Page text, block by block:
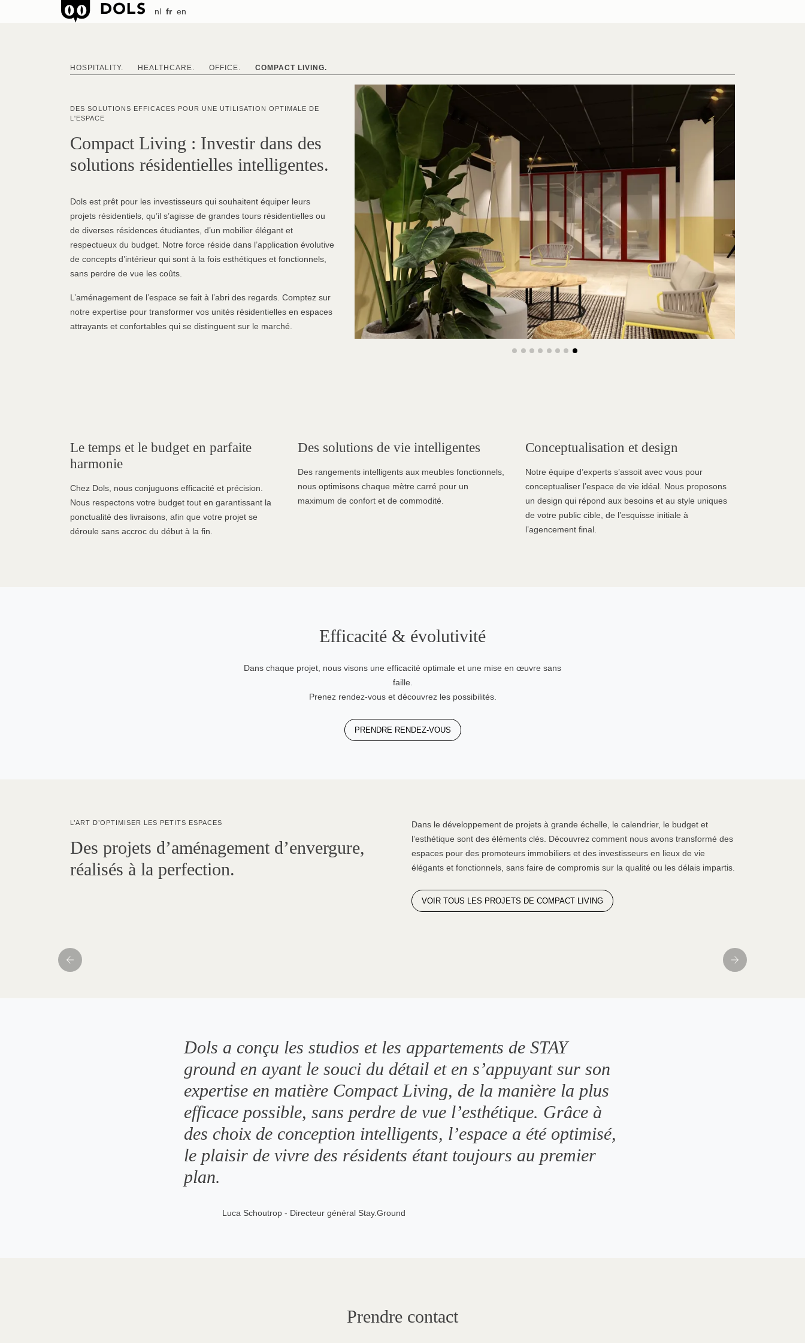
nl fr en
HOSPITALITY. HEALTHCARE. OFFICE. COMPACT LIVING.
DES SOLUTIONS EFFICACES POUR UNE UTILISATION OPTIMALE DE
L'ESPACE
Compact Living : Investir dans des
solutions résidentielles intelligentes.
Dols est prêt pour les investisseurs qui souhaitent équiper leurs
projets résidentiels, qu’il s’agisse de grandes tours résidentielles ou
de diverses résidences étudiantes, d’un mobilier élégant et
respectueux du budget. Notre force réside dans l’application évolutive
de concepts d’intérieur qui sont à la fois esthétiques et fonctionnels,
sans perdre de vue les coûts.
L’aménagement de l’espace se fait à l’abri des regards. Comptez sur
notre expertise pour transformer vos unités résidentielles en espaces
attrayants et confortables qui se distinguent sur le marché.
Le temps et le budget en parfaite
harmonie
Chez Dols, nous conjuguons efficacité et précision.
Nous respectons votre budget tout en garantissant la
ponctualité des livraisons, afin que votre projet se
déroule sans accroc du début à la fin.
Des solutions de vie intelligentes
Des rangements intelligents aux meubles fonctionnels,
nous optimisons chaque mètre carré pour un
maximum de confort et de commodité.
Conceptualisation et design
Notre équipe d’experts s’assoit avec vous pour
conceptualiser l’espace de vie idéal. Nous proposons
un design qui répond aux besoins et au style uniques
de votre public cible, de l’esquisse initiale à
l’agencement final.
Efficacité & évolutivité
Dans chaque projet, nous visons une efficacité optimale et une mise en œuvre sans
faille.
Prenez rendez-vous et découvrez les possibilités.
PRENDRE RENDEZ-VOUS
L’ART D’OPTIMISER LES PETITS ESPACES
Des projets d’aménagement d’envergure,
réalisés à la perfection.
Dans le développement de projets à grande échelle, le calendrier, le budget et
l’esthétique sont des éléments clés. Découvrez comment nous avons transformé des
espaces pour des promoteurs immobiliers et des investisseurs en lieux de vie
élégants et fonctionnels, sans faire de compromis sur la qualité ou les délais impartis.
VOIR TOUS LES PROJETS DE COMPACT LIVING
Dols a conçu les studios et les appartements de STAY
ground en ayant le souci du détail et en s’appuyant sur son
expertise en matière Compact Living, de la manière la plus
efficace possible, sans perdre de vue l’esthétique. Grâce à
des choix de conception intelligents, l’espace a été optimisé,
le plaisir de vivre des résidents étant toujours au premier
plan.
Luca Schoutrop - Directeur général Stay.Ground
Prendre contact